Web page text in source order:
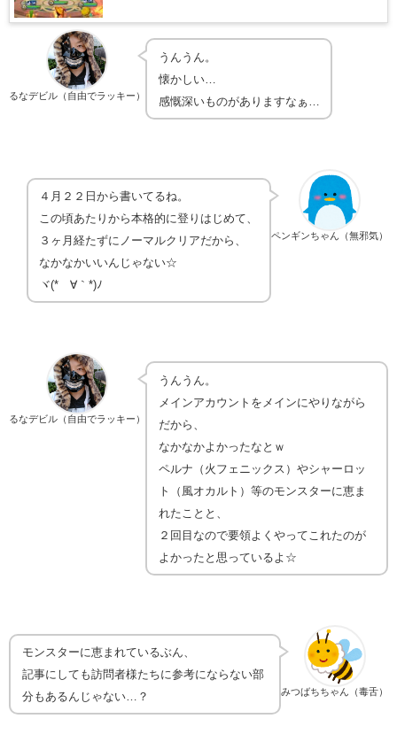
るなデビル（自由でラッキー）
うんうん。
懐かしい…
感慨深いものがありますなぁ…
ペンギンちゃん（無邪気）
４月２２日から書いてるね。
この頃あたりから本格的に登りはじめて、
３ヶ月経たずにノーマルクリアだから、
なかなかいいんじゃない☆
ヾ(*´∀｀*)ﾉ
るなデビル（自由でラッキー）
うんうん。
メインアカウントをメインにやりながら
だから、
なかなかよかったなとｗ
ペルナ（火フェニックス）やシャーロッ
ト（風オカルト）等のモンスターに恵ま
れたことと、
２回目なので要領よくやってこれたのが
よかったと思っているよ☆
みつばちちゃん（毒舌）
モンスターに恵まれているぶん、
記事にしても訪問者様たちに参考にならない部
分もあるんじゃない…？